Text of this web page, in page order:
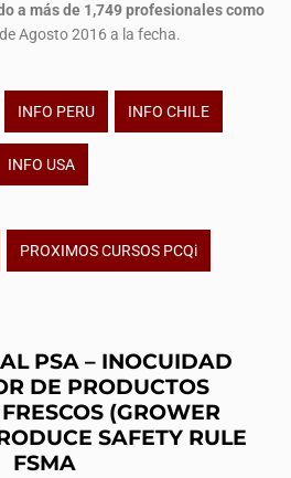
a más de 1,749 profesionalescomo
Agosto 2016 a la fecha.
INFO PERU INFO CHILE
INFO USA
PROXIMOS CURSOS PCQi
PSA – INOCUIDAD
DE PRODUCTOS
(GROWER
SAFETY RULE
FSMA